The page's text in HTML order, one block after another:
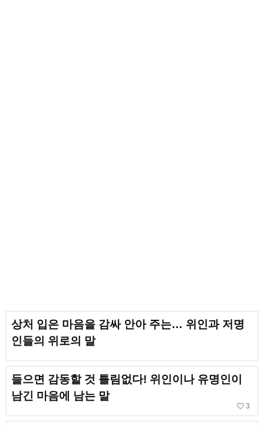
상처 입은 마음을 감싸 안아 주는… 위인과 저명
인들의 위로의 말
들으면 감동할 것 틀림없다! 위인이나 유명인이
남긴 마음에 남는 말
favorite_border 3